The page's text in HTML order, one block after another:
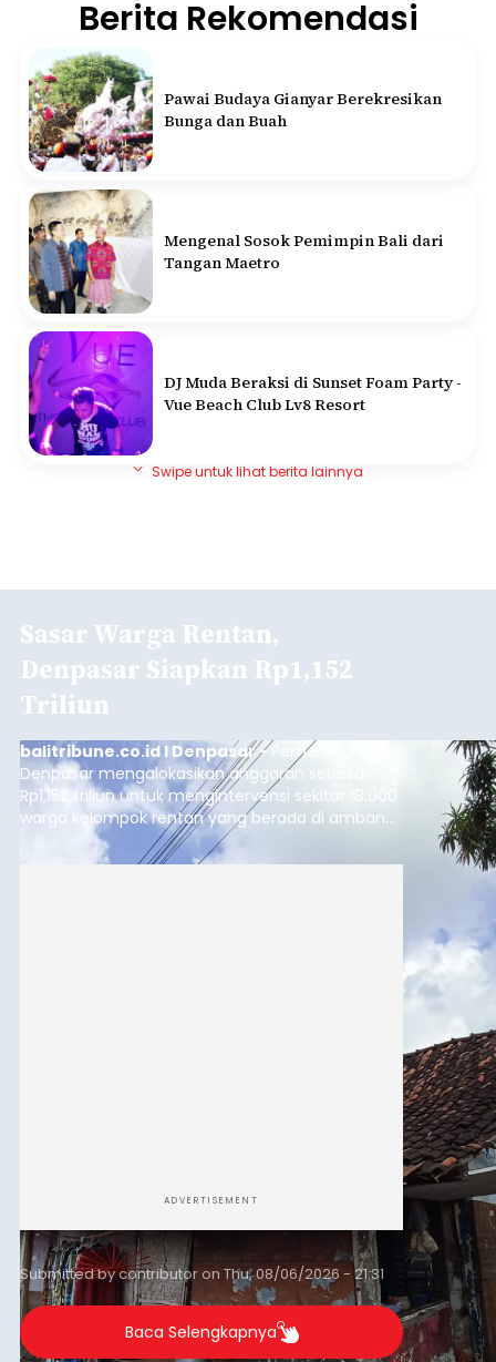
Berita Rekomendasi
Pawai Budaya Gianyar Berekresikan
Bunga dan Buah
Mengenal Sosok Pemimpin Bali dari
Tangan Maetro
DJ Muda Beraksi di Sunset Foam Party -
Vue Beach Club Lv8 Resort
Swipe untuk lihat berita lainnya
Sasar Warga Rentan,
Denpasar Siapkan Rp1,152
Triliun
balitribune.co.id I Denpasar -Pemerintah Kota
Denpasar mengalokasikan anggaran sebesar
Rp1,152 triliun untuk mengintervensi sekitar 18.000
warga kelompok rentan yang berada di ambang
garis kemiskinan. Langkah strategis ini diambil
guna menjaga masyarakat yang berada pada
ADVERTISEMENT
Submitted bycontributoron Thu, 08/06/2026 - 21:31
Baca Selengkapnya